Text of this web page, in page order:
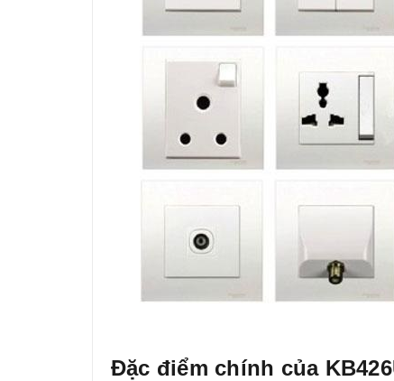
Đặc điểm chính của